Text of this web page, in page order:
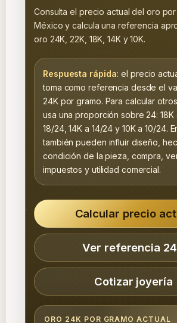
Consulta el precio actual del oro
México y calcula una referencia
oro 24K, 22K, 18K, 14K y 10K.
Respuesta rápida: el precio
toma como referencia desde el
24K por gramo. Para calcular
usa una proporción sobre 24: 18K
18/24, 14K a 14/24 y 10K a 10/24.
también pueden influir diseño,
condición de la pieza, compra,
impuestos y utilidad comercial.
Calcular precio
Ver referencia
Cotizar joyería
ORO 24K POR GRAMO ACTUAL